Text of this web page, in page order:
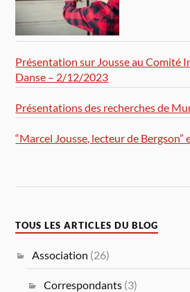
Présentation sur Jousse au Comité
Danse – 2/12/2023
Présentations des recherches de
“Marcel Jousse, lecteur de Bergson”
TOUS LES ARTICLES DU BLOG
Association (26)
Correspondants(3)